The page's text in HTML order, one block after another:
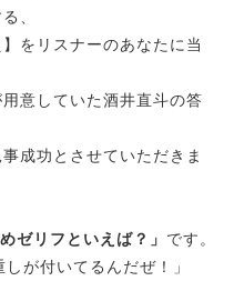
、
をリスナーのあなたに当
意していた酒井直斗の答
成功とさせていただきま
ゼリフといえば？」 です。
が付いてるんだぜ！」